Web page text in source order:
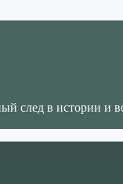
след в истории